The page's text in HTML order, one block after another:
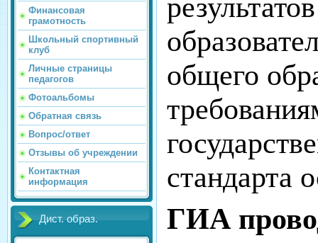
Финансовая
грамотность
Школьный спортивный
клуб
Личные страницы
педагогов
Фотоальбомы
Обратная связь
Вопрос/ответ
Отзывы об учреждении
Контактная
информация
Дист. образ.
общего
стандарта
ГИА